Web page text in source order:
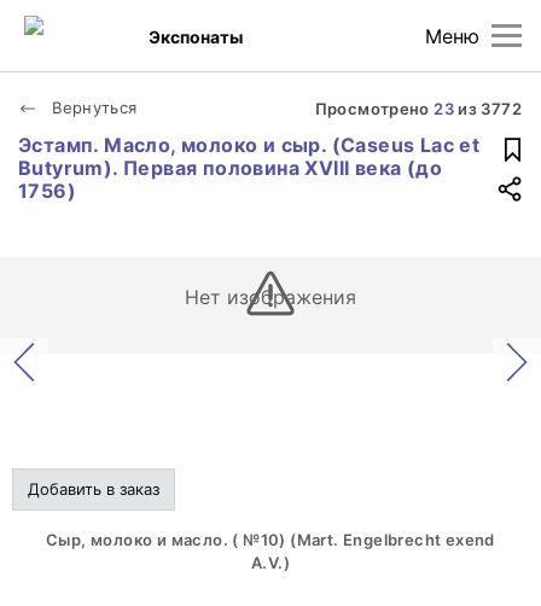
Меню
Экспонаты
Вернуться Просмотрено 23из 3772
Эстамп. Масло, молоко и сыр. (Caseus Lac et
Butyrum). Первая половина XVIII века (до
1756)
Нет изображения
Добавить в заказ
Сыр, молоко и масло. ( №10) (Mart. Engelbrecht exend
A.V.)